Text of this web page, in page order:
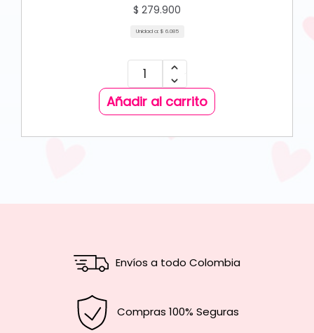
$ 279.900
Unidad a: $ 6.085
Añadir al carrito
Envíos a todo Colombia
Compras 100% Seguras